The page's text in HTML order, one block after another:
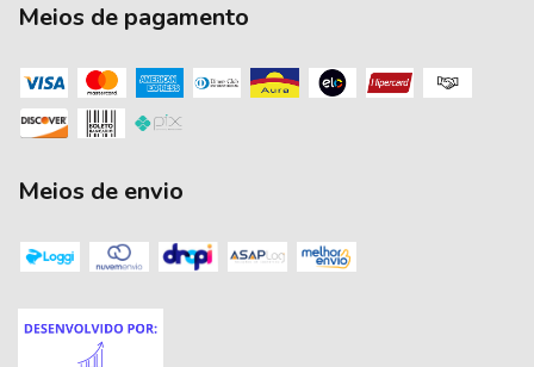
Meios de pagamento
Meios de envio